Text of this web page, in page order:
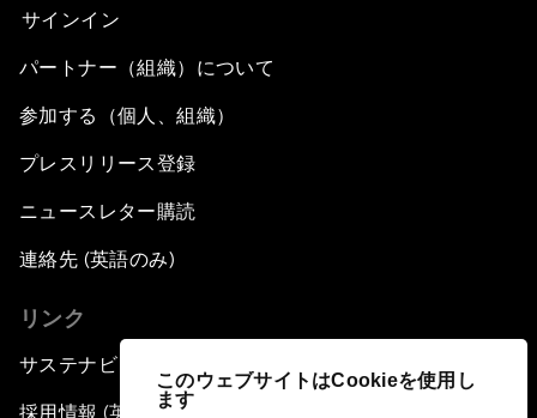
このウェブサイトはCookieを使用し
ます
サインイン
パートナー（組織）について
参加する（個人、組織）
プレスリリース登録
ニュースレター購読
連絡先 (英語のみ)
リンク
サステナビリティへの取り組み
採用情報 (英語のみ)